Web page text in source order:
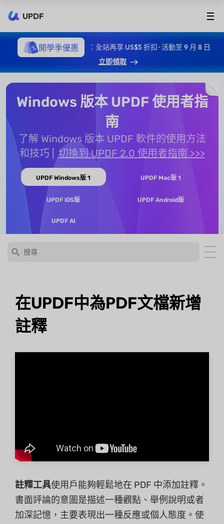
UPDF
開學季優惠
：全站再享 US$5 折扣 · 活動至 9 月 8 日
立即領取
Windows 版本 UPDF 使用者指
南
了解 Windows 版本 UPDF 軟件的使用方法
和技巧
切換到 UPDF 2.0 使用者指南 >>>
UPDF Windows版 1 UPDF Mac版 1
UPDF iOS版 UPDF Android版
UPDF AI
在UPDF中為PDF文檔新增
註釋
註釋工具使用戶能夠輕鬆地在 PDF 中添加註釋。
書面評論的意圖是描述一種觀點、舉例說明或者
加深記憶，主要表現出一種反應或個人態度。使